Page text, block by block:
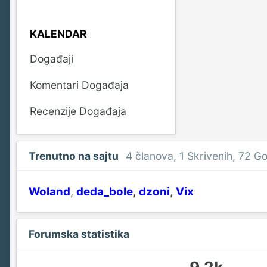
KALENDAR
Događaji
Komentari Događaja
Recenzije Događaja
Trenutno na sajtu 4 članova, 1 Skrivenih, 72
Woland deda_bole dzoni Vix
Forumska statistika